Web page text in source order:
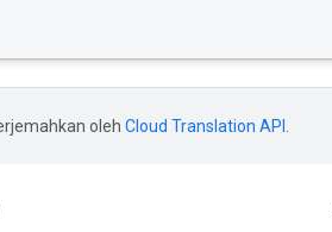
oleh Cloud Translation API